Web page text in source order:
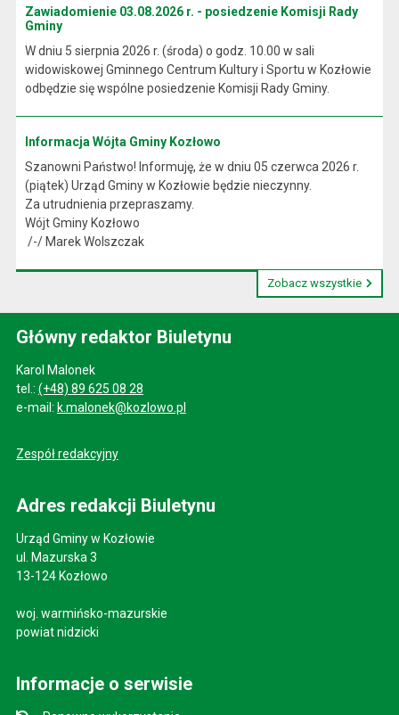
Zawiadomienie 03.08.2026 r. - posiedzenie Komisji Rady
Gminy
W dniu 5 sierpnia 2026 r. (środa) o godz. 10.00 w sali
widowiskowej Gminnego Centrum Kultury i Sportu w Kozłowie
odbędzie się wspólne posiedzenie Komisji Rady Gminy.
Informacja Wójta Gminy Kozłowo
Szanowni Państwo! Informuję, że w dniu 05 czerwca 2026 r.
(piątek) Urząd Gminy w Kozłowie będzie nieczynny.
Za utrudnienia przepraszamy.
Wójt Gminy Kozłowo
/-/ Marek Wolszczak
Zobacz wszystkie
Główny redaktor Biuletynu
Karol Malonek
tel.: (+48) 89 625 08 28
e-mail: k.malonek@kozlowo.pl
Zespół redakcyjny
Adres redakcji Biuletynu
Urząd Gminy w Kozłowie
ul. Mazurska 3
13-124 Kozłowo
woj. warmińsko-mazurskie
powiat nidzicki
Informacje o serwisie